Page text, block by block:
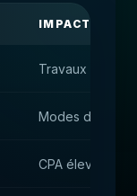
IMPACT
Travaux sous
Modes de
CPA élevé mais